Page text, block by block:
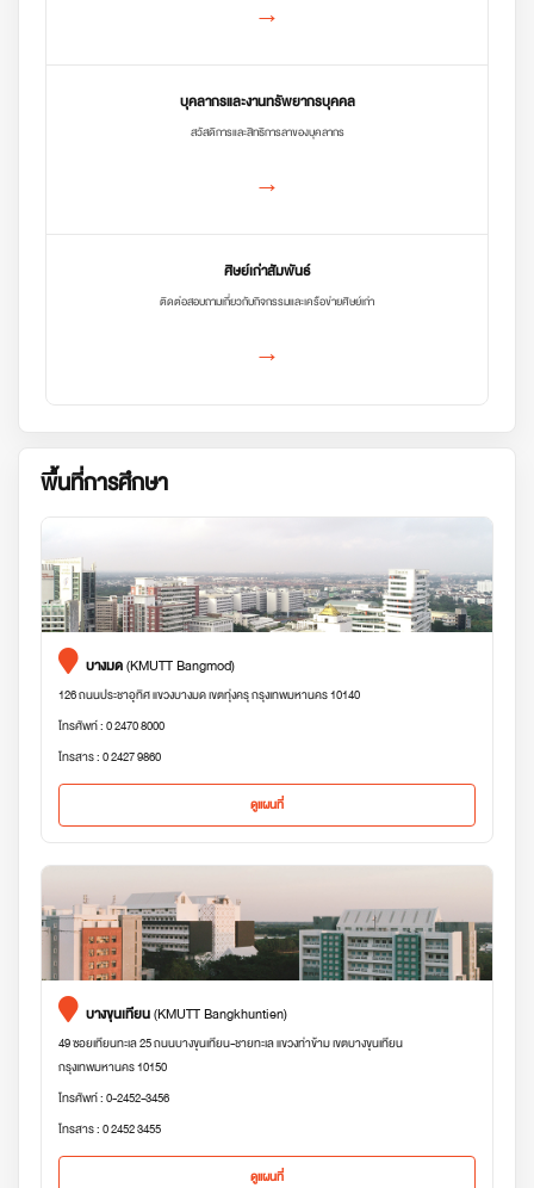
→
บุคลากรและงานทรัพยากรบุคคล
สวัสดิการและสิทธิการลาของบุคลากร
→
ศิษย์เก่าสัมพันธ์
ติดต่อสอบถามเกี่ยวกับกิจกรรมและเครือข่ายศิษย์เก่า
→
พื้นที่การศึกษา
บางมด(KMUTT Bangmod)
126 ถนนประชาอุทิศ แขวงบางมด เขตทุ่งครุ กรุงเทพมหานคร 10140
โทรศัพท์ : 0 2470 8000
โทรสาร : 0 2427 9860
ดูแผนที่
บางขุนเทียน(KMUTT Bangkhuntien)
49 ซอยเทียนทะเล 25 ถนนบางขุนเทียน-ชายทะเล แขวงท่าข้าม เขตบางขุนเทียน
กรุงเทพมหานคร 10150
โทรศัพท์ : 0-2452-3456
โทรสาร : 0 2452 3455
ดูแผนที่